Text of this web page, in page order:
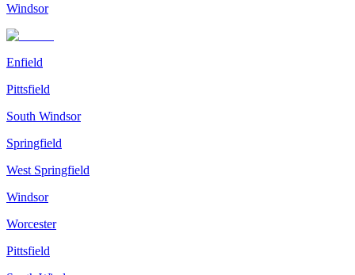
Windsor
Enfield
Pittsfield
South Windsor
Springfield
West Springfield
Windsor
Worcester
Pittsfield